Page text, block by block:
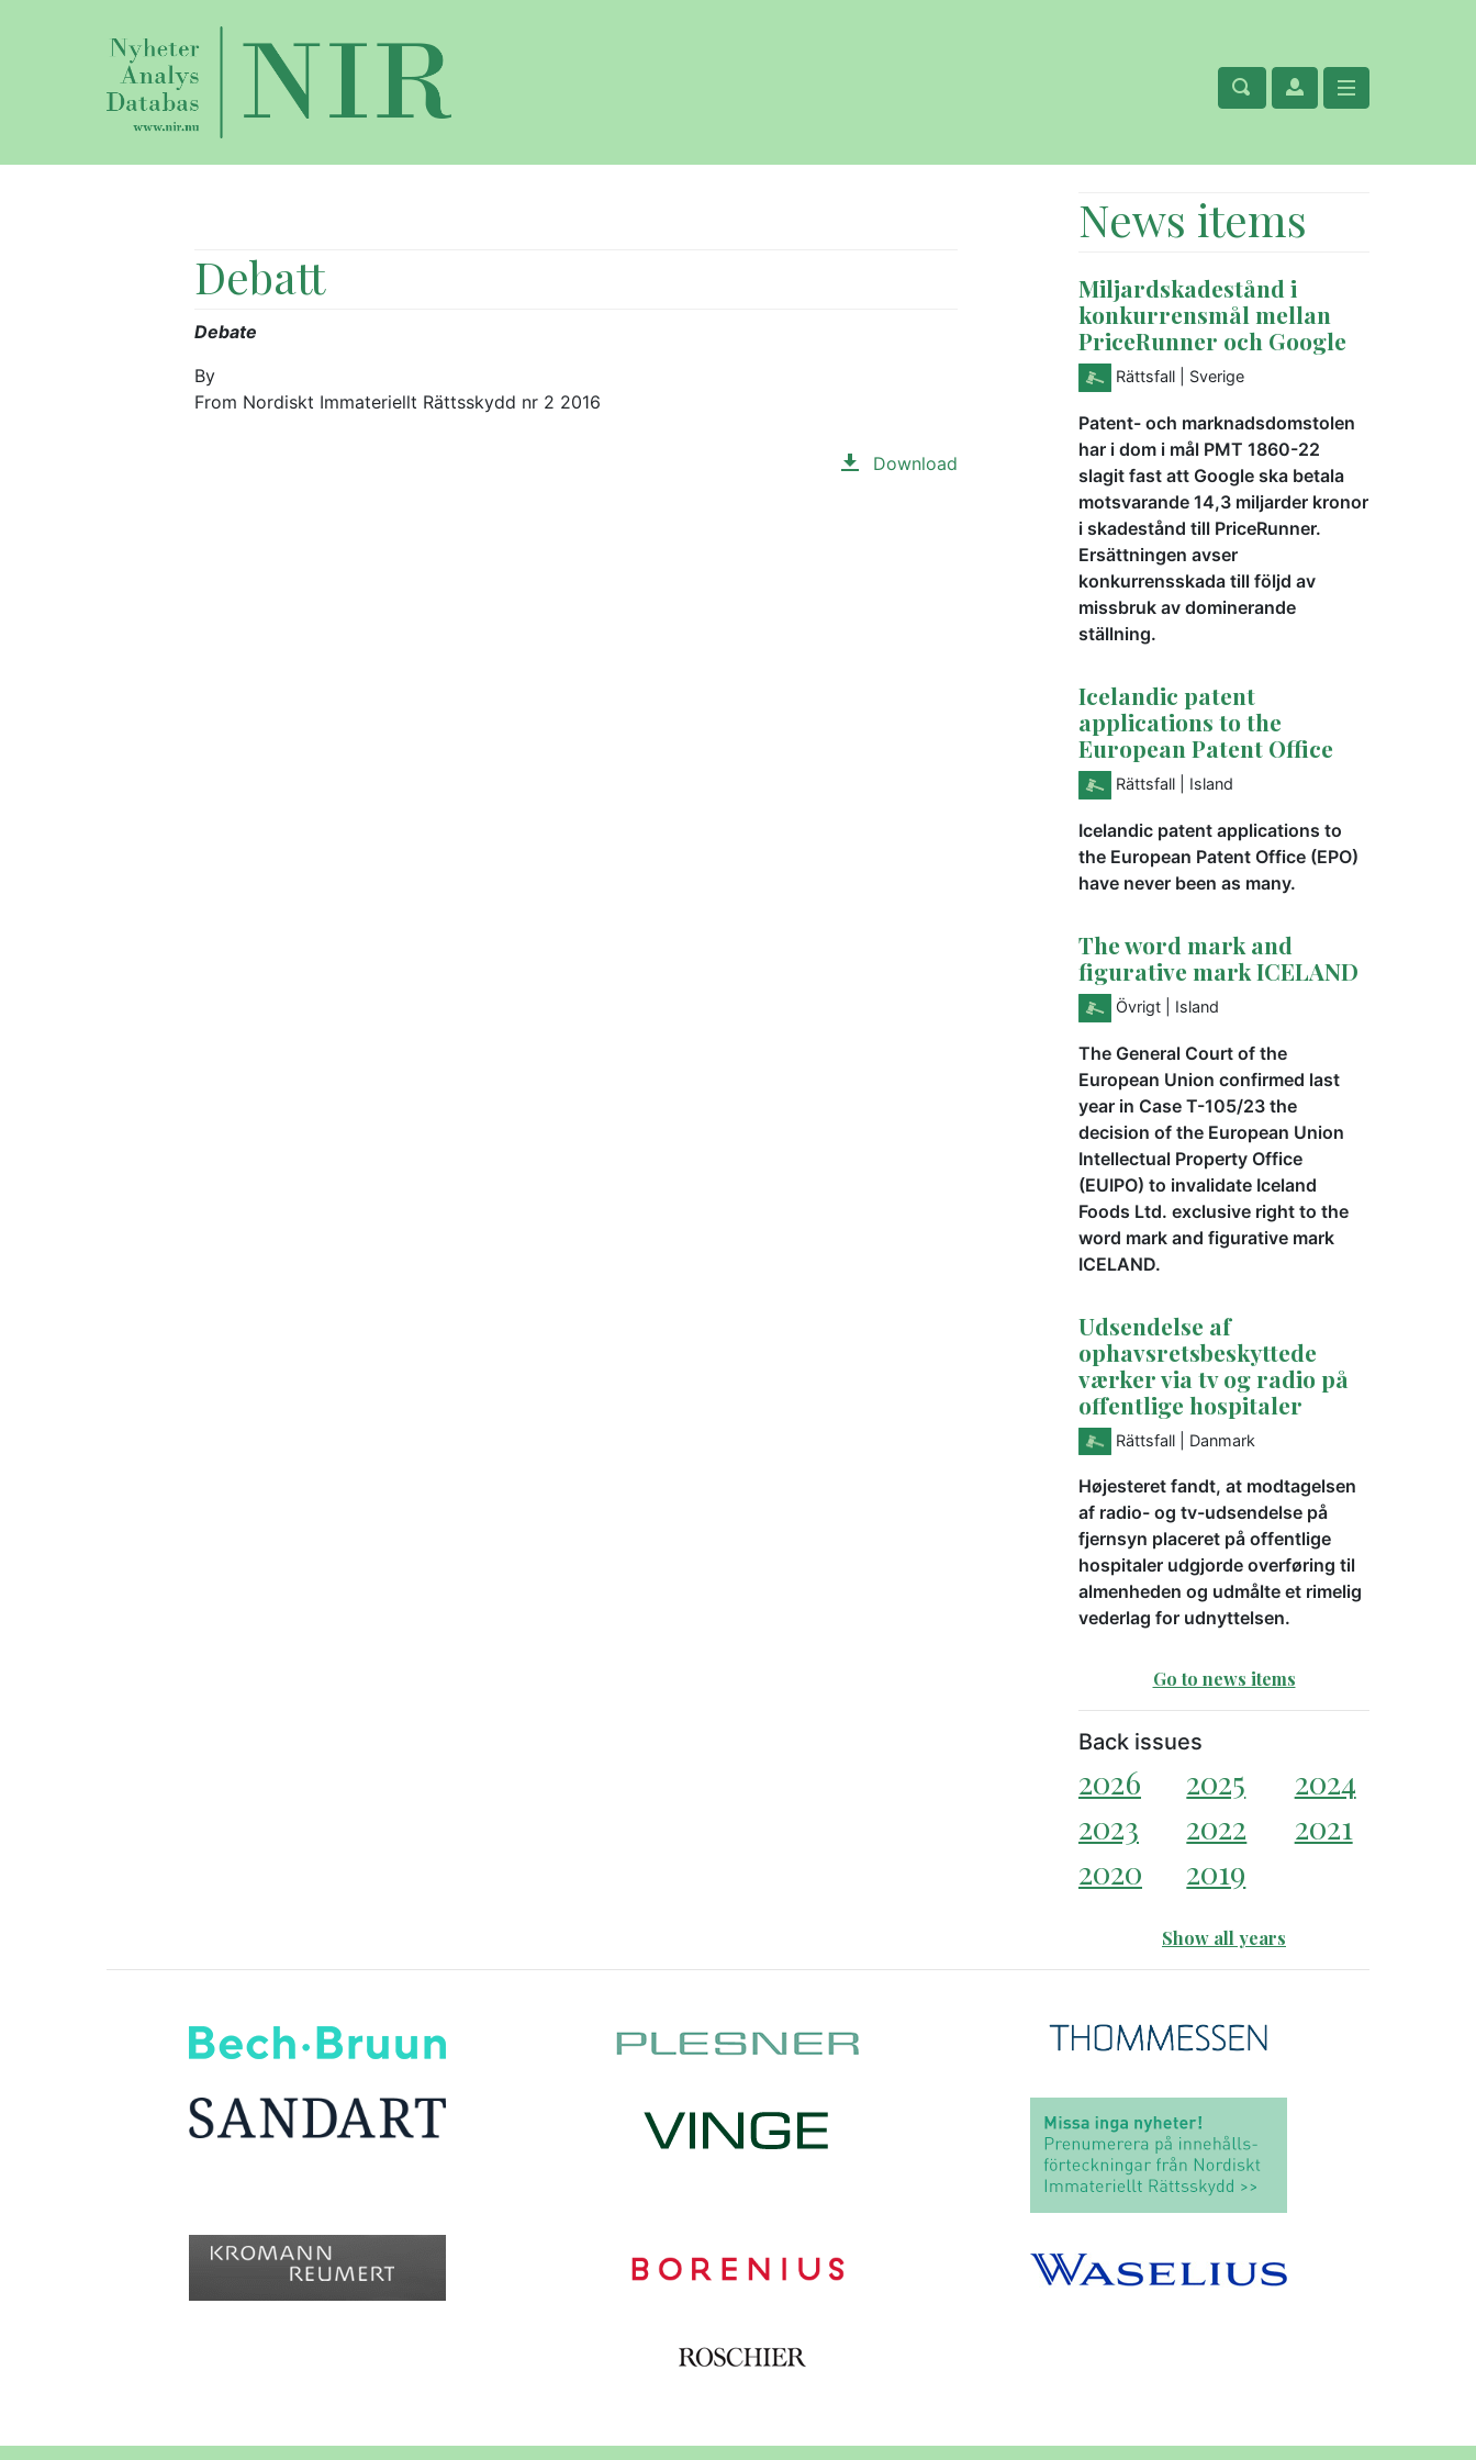
Debatt
Debate
By
From Nordiskt Immateriellt Rättsskydd nr 2 2016
Download
News items
Miljardskadestånd i
konkurrensmål mellan
PriceRunner och Google
Rättsfall | Sverige
Patent- och marknadsdomstolen
har i dom i mål PMT 1860-22
slagit fast att Google ska betala
motsvarande 14,3 miljarder kronor
i skadestånd till PriceRunner.
Ersättningen avser
konkurrensskada till följd av
missbruk av dominerande
ställning.
Icelandic patent
applications to the
European Patent Office
Rättsfall | Island
Icelandic patent applications to
the European Patent Office (EPO)
have never been as many.
The word mark and
figurative mark ICELAND
Övrigt | Island
The General Court of the
European Union confirmed last
year in Case T-105/23 the
decision of the European Union
Intellectual Property Office
(EUIPO) to invalidate Iceland
Foods Ltd. exclusive right to the
word mark and figurative mark
ICELAND.
Udsendelse af
ophavsretsbeskyttede
værker via tv og radio på
offentlige hospitaler
Rättsfall | Danmark
Højesteret fandt, at modtagelsen
af radio- og tv-udsendelse på
fjernsyn placeret på offentlige
hospitaler udgjorde overføring til
almenheden og udmålte et rimelig
vederlag for udnyttelsen.
Go to news items
Back issues
2026 2025
2024
2023
2022
2021
2020
2019
Show all years